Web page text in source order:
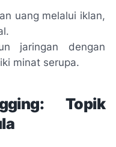
uang melalui iklan,
jaringan dengan
minat serupa.
Topik